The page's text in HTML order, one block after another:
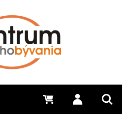
Prihlásiť
0 €